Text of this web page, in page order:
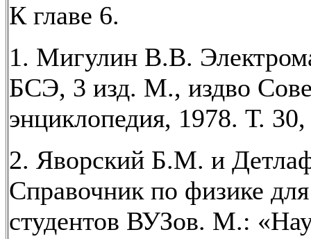
К главе 6.
1. Мигулин В.В.
БСЭ, 3 изд. М., издво
энциклопедия, 1978. Т.
2. Яворский Б.М. и
Справочник по физике
студентов ВУЗов. М.: